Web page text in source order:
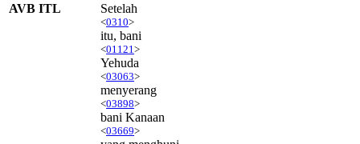
AVB ITL
Setelah
<0310>
itu, bani
<01121 >
Yehuda
<03063>
menyerang
<03898>
bani Kanaan
<03669>